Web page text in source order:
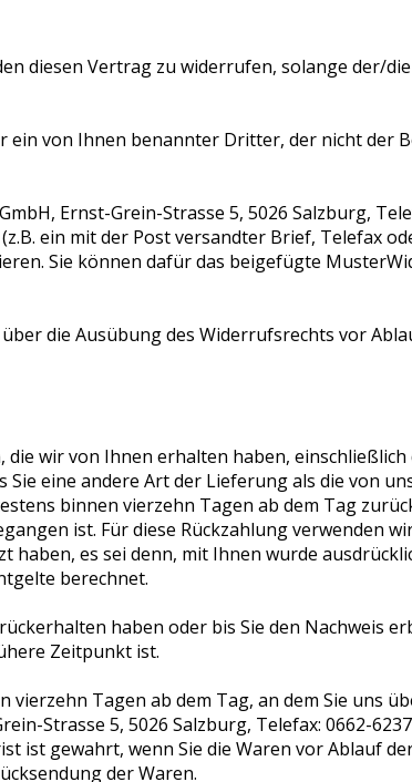
diesen Vertrag zu widerrufen, solange der/
ein von Ihnen benannter Dritter, der nicht der
Ernst-Grein-Strasse 5, 5026 Salzburg,
ein mit der Post versandter Brief, Telefax
Sie können dafür das beigefügte
die Ausübung des Widerrufsrechts vor
wir von Ihnen erhalten haben,
eine andere Art der Lieferung als die von
binnen vierzehn Tagen ab dem Tag
ist. Für diese Rückzahlung verwenden
es sei denn, mit Ihnen wurde
berechnet.
haben oder bis Sie den Nachweis
Zeitpunkt ist.
Tagen ab dem Tag, an dem Sie uns
Strasse 5, 5026 Salzburg, Telefax: 0662-
ist gewahrt, wenn Sie die Waren vor Ablauf
der Waren.